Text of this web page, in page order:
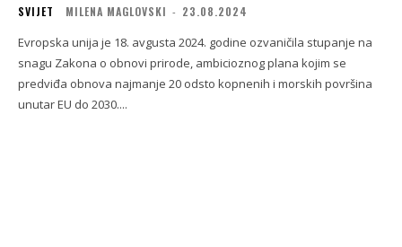
SVIJET MILENA MAGLOVSKI - 23.08.2024
Evropska unija je 18. avgusta 2024. godine ozvaničila stupanje na
snagu Zakona o obnovi prirode, ambicioznog plana kojim se
predviđa obnova najmanje 20 odsto kopnenih i morskih površina
unutar EU do 2030....